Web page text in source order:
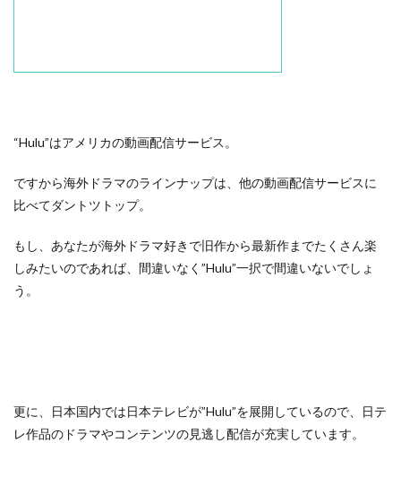
“Hulu”はアメリカの動画配信サービス。
ですから海外ドラマのラインナップは、他の動画配信サービスに
比べてダントツトップ。
もし、あなたが海外ドラマ好きで旧作から最新作までたくさん楽
しみたいのであれば、間違いなく”Hulu”一択で間違いないでしょ
う。
更に、日本国内では日本テレビが”Hulu”を展開しているので、日テ
レ作品のドラマやコンテンツの見逃し配信が充実しています。